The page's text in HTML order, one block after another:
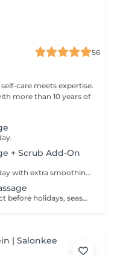
56
more than 10 years of
+ Scrub Add-On
Relax your upper body after a long day with extra smoothing and circulation boost.
Awaken your skin and senses. Perfect before holidays, seasonal resets or after a long week.